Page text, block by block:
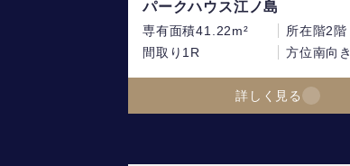
パークハウス江ノ島
専有面積41.22m² 所在階2階
間取り 1R 方位南向き
詳しく見る